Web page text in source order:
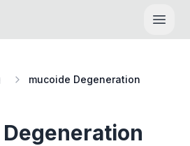
mucoide Degeneration